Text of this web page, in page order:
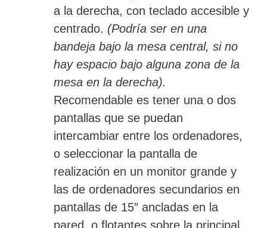
a la derecha, con teclado accesible y
centrado. (Podría ser en una
bandeja bajo la mesa central, si no
hay espacio bajo alguna zona de la
mesa en la derecha).
Recomendable es tener una o dos
pantallas que se puedan
intercambiar entre los ordenadores,
o seleccionar la pantalla de
realización en un monitor grande y
las de ordenadores secundarios en
pantallas de 15″ ancladas en la
pared, o flotantes sobre la principal